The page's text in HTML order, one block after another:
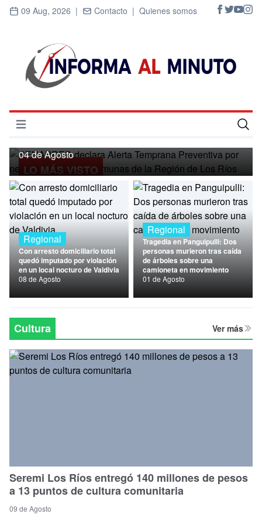
09 Aug, 2026 | Contacto | Quienes somos
Abrir menú
Inicio
Cultura
Deportes
Economía
Entrevistas
Nacional
Política
Regional
LO MÁS VISTO
Regional
SENAPRED declara Alerta Temprana
Preventiva por nevadas para ocho
04 de Agosto
Regional
Con arresto domiciliario total
quedó imputado por violación
en un local nocturo de Valdivia
08 de Agosto
Regional
Tragedia en Panguipulli: Dos
personas murieron tras caída
de árboles sobre una
camioneta en movimiento
01 de Agosto
Cultura Ver más
Seremi Los Ríos entregó 140 millones de pesos
a 13 puntos de cultura comunitaria
09 de Agosto